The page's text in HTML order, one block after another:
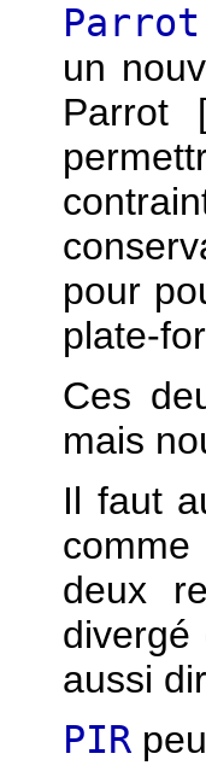
un
Parrot
pour
plate-
Ces
mais
Il faut
deux
divergé
aussi
PIR